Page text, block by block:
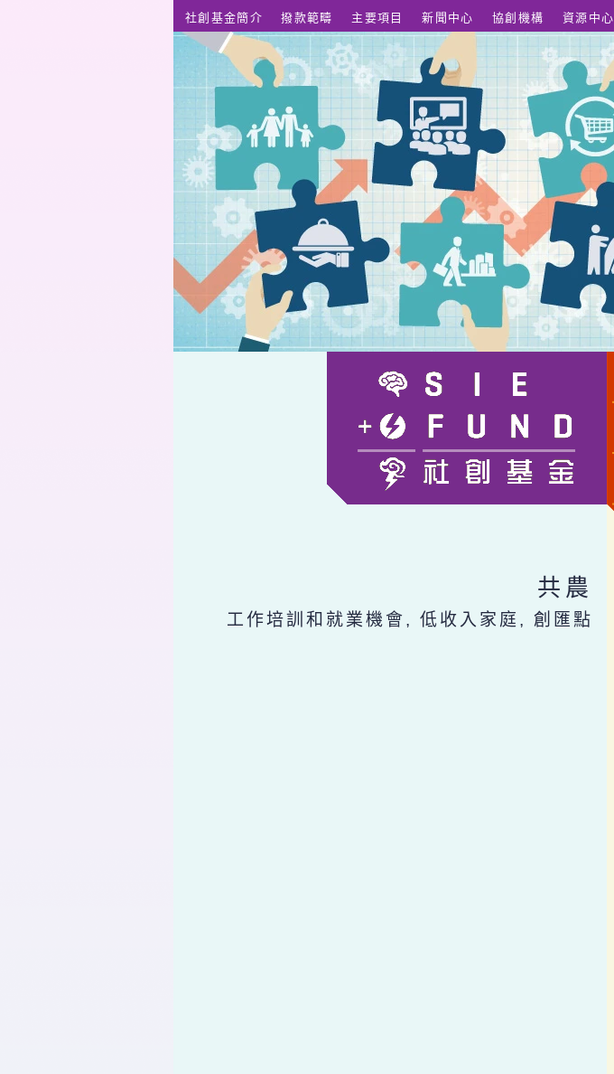
社創基金簡介 撥款範疇 主要項目 新聞中心 協創機構 資源中心
共農
工作培訓和就業機會, 低收入家庭, 創匯點